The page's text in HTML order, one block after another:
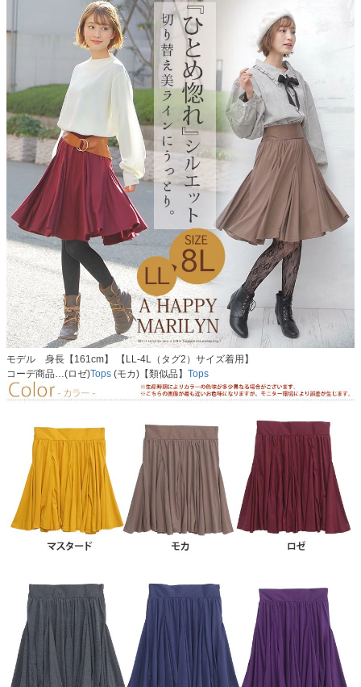
モデル 身長【161cm】 【LL-4L（タグ2）サイズ着用】
コーデ商品…(ロゼ)Tops (モカ)【類似品】 Tops